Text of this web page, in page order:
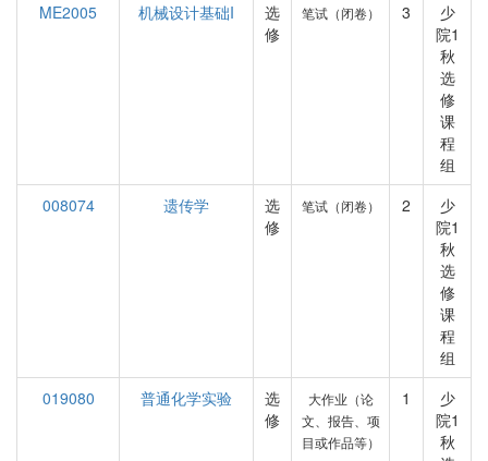
ME2005
机械设计基础I
选
修
笔试（闭卷） 3
少
院1
秋
选
修
课
程
组
008074
遗传学
选
修
笔试（闭卷） 2
少
院1
秋
选
修
课
程
组
019080
普通化学实验
选
修
大作业（论
文、报告、项
目或作品等）
1
少
院1
秋